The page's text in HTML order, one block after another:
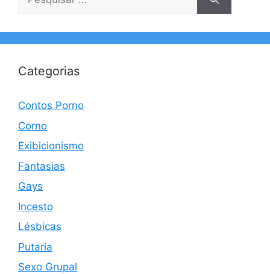
Categorias
Contos Porno
Corno
Exibicionismo
Fantasias
Gays
Incesto
Lésbicas
Putaria
Sexo Grupal